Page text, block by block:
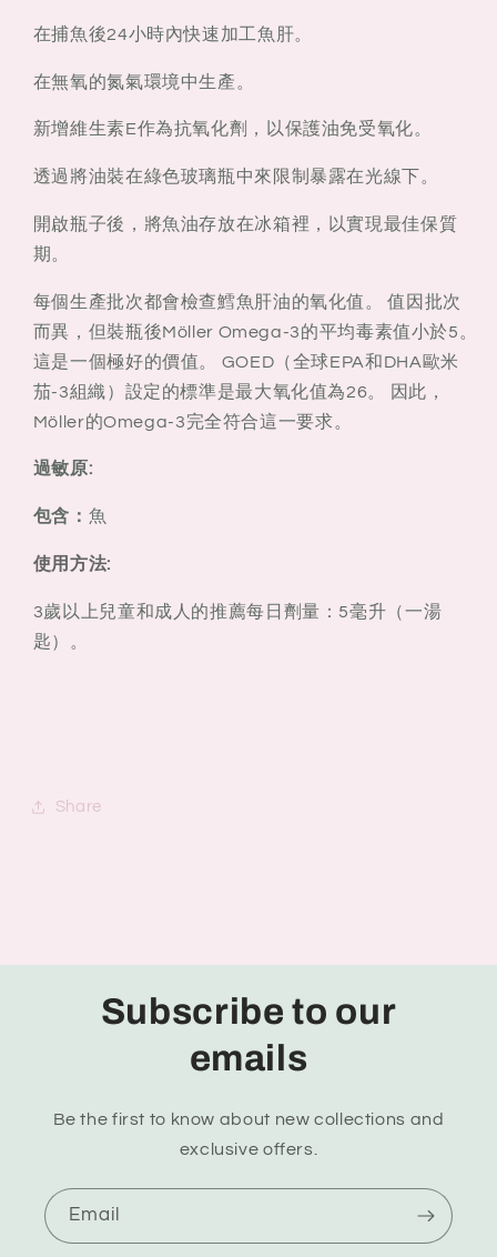
在捕魚後24小時內快速加工魚肝。
在無氧的氮氣環境中生產。
新增維生素E作為抗氧化劑，以保護油免受氧化。
透過將油裝在綠色玻璃瓶中來限制暴露在光線下。
開啟瓶子後，將魚油存放在冰箱裡，以實現最佳保質
期。
每個生產批次都會檢查鱈魚肝油的氧化值。 值因批次
而異，但裝瓶後Möller Omega-3的平均毒素值小於5。
這是一個極好的價值。 GOED（全球EPA和DHA歐米
茄-3組織）設定的標準是最大氧化值為26。 因此，
Möller的Omega-3完全符合這一要求。
過敏原:
包含： 魚
使用方法:
3歲以上兒童和成人的推薦每日劑量：5毫升（一湯
匙）。
Share
Subscribe to our
emails
Be the first to know about new collections and
exclusive offers.
Email